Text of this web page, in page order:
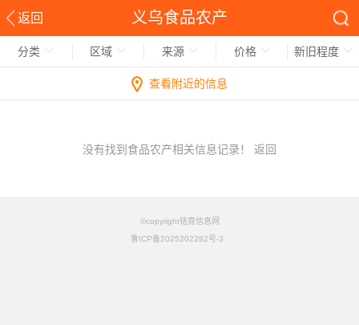
返回 义乌食品农产
分类 区域 来源 价格 新旧程度
查看附近的信息
没有找到食品农产相关信息记录！ 返回
©copyright铭竟信息网
鲁ICP备2025202282号-3